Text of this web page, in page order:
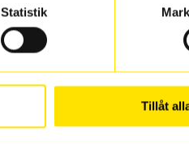
Statistik
Tillåt
i Göteborg.
dina däck ser vi till att de